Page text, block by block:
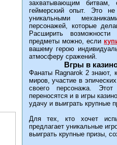
захватывающим битвам,
геймерский опыт. Это
уникальными
персонажей, которые
Расширить
предметы можно, если
вашему герою
атмосферу сражений.
Bгры в
Фанаты Ragnarok 2 знают,
миров, участие в
своего персонажа.
переносятся и в игры
удачу и выиграть крупные
Для тех, кто хочет
предлагает уникальные
выиграть крупные призы,